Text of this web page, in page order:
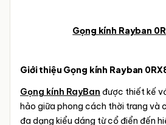
Gọng kính Rayban
Giới thiệu Gọng kính Rayban
Gọng kính RayBan được thiết kế
hảo giữa phong cách thời trang và
đa dạng kiểu dáng từ cổ điển đến